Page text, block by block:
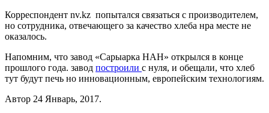
Корреспондент nv.kz попытался связаться с производителем,
но сотрудника, отвечающего за качество хлеба нра месте не
оказалось.
Напомним, что завод «Сарыарка НАН» открылся в конце
прошлого года. завод построили с нуля, и обещали, что хлеб
тут будут печь но инновационным, европейским технологиям.
Автор 24 Январь, 2017.